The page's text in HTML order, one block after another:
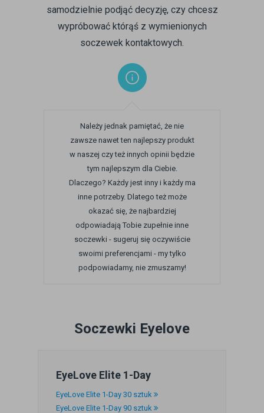
samodzielnie podjąć decyzję, czy chcesz
wypróbować którąś z wymienionych
soczewek kontaktowych.
Należy jednak pamiętać, że nie
zawsze nawet ten najlepszy produkt
w naszej czy też innych opinii będzie
tym najlepszym dla Ciebie.
Dlaczego? Każdy jest inny i każdy ma
inne potrzeby. Dlatego też może
okazać się, że najbardziej
odpowiadają Tobie zupełnie inne
soczewki - sugeruj się oczywiście
swoimi preferencjami - my tylko
podpowiadamy, nie zmuszamy!
Soczewki Eyelove
EyeLove Elite 1-Day
EyeLove Elite 1-Day 30 sztuk
EyeLove Elite 1-Day 90 sztuk